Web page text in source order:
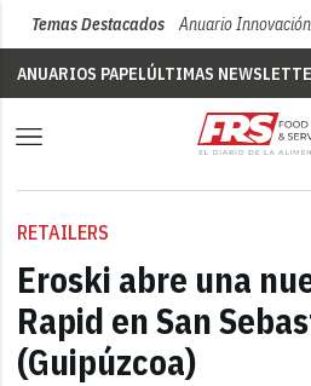
Temas Destacados Anuario Innovación
ANUARIOS PAPELÚLTIMAS
RETAILERS
Eroski abre una
Rapid en San
(Guipúzcoa)